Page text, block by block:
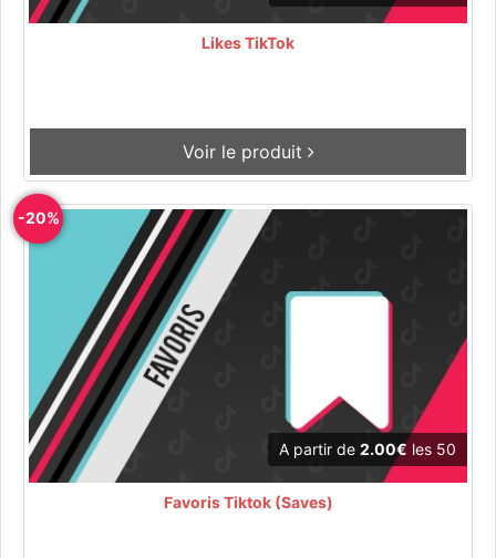
Likes TikTok
Voir le produit
A partir de 2.00€ les 50
Favoris Tiktok (Saves)
-20%